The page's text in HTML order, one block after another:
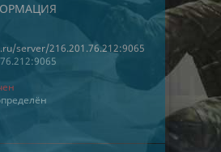
server/216.201.76.212:9065